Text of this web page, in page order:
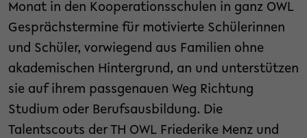
Monat in den Kooperationsschulen in ganz OWL
Gesprächstermine für motivierte Schülerinnen
und Schüler, vorwiegend aus Familien ohne
akademischen Hintergrund, an und unterstützen
sie auf ihrem passgenauen Weg Richtung
Studium oder Berufsausbildung. Die
Talentscouts der TH OWL Friederike Menz und